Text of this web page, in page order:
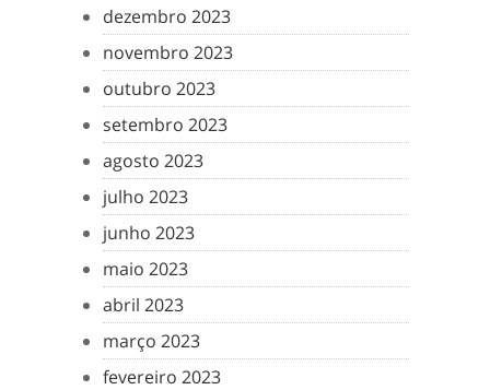
dezembro 2023
novembro 2023
outubro 2023
setembro 2023
agosto 2023
julho 2023
junho 2023
maio 2023
abril 2023
março 2023
fevereiro 2023